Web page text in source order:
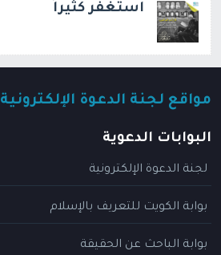
استغفر كثيراً
مواقع لجنة الدعوة الإلكترونية
البوابات الدعوية
لجنة الدعوة الإلكترونية
بوابة الكويت للتعريف بالإسلام
بوابة الباحث عن الحقيقة